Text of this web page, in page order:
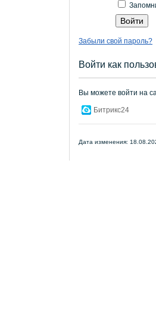
Забыли свой пароль?
Войти как
Вы можете войти на
Битрикс24
Дата изменения: